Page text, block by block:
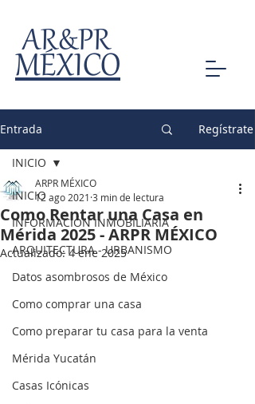
MÉXICO
AR&PR
Entrada Regístrate
INICIO
INFORMACIÓN INMOBILIARIA
ARQUITECTURA - URBANISMO
Datos asombrosos de México
Como comprar una casa
Como preparar tu casa para la venta
Mérida Yucatán
Casas Icónicas
INICIO
Como Rentar una Casa en
Mérida 2025 - ARPR MÉXICO
ARPR MÉXICO
12 ago 2021 3 min de lectura
Actualizado: 4 ene 2025